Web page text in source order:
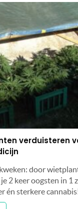
verduisteren
door
2 keer oogsten in 1
én sterkere